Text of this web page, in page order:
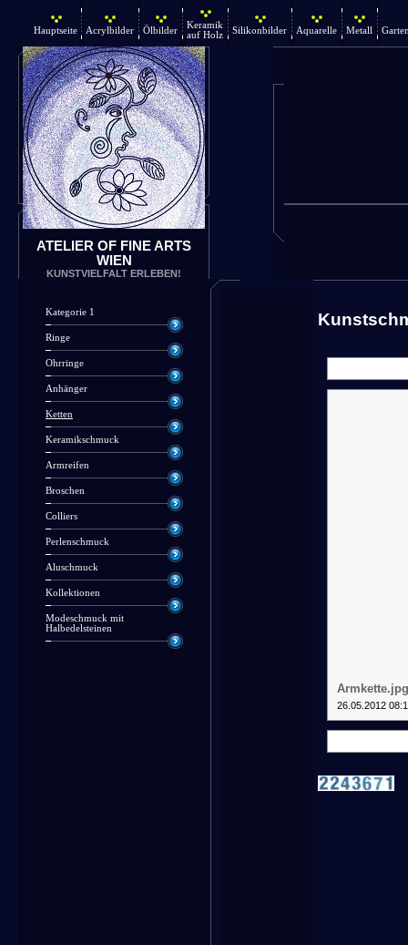
Hauptseite Acrylbilder Ölbilder
Keramik
auf Holz
Silikonbilder Aquarelle Metall
ATELIER OF FINE ARTS
WIEN
KUNSTVIELFALT ERLEBEN!
Kategorie 1
Ringe
Ohrringe
Anhänger
Ketten
Keramikschmuck
Armreifen
Broschen
Colliers
Perlenschmuck
Aluschmuck
Kollektionen
Modeschmuck mit
Halbedelsteinen
Armkette.jpg
26.05.2012